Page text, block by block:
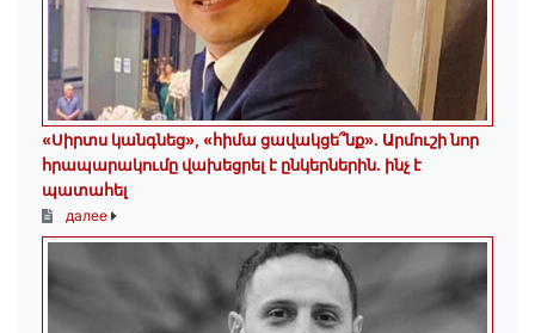
«Սիրտս կանգնեց», «հիմա ցավակցե՞նք». Արմուշի նոր
հրապարակումը վախեցրել է ընկերներին. ինչ է
պատահել
далее